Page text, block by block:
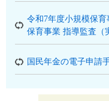
令和7年度小規模保
保育事業 指導監査（
国民年金の電子申請